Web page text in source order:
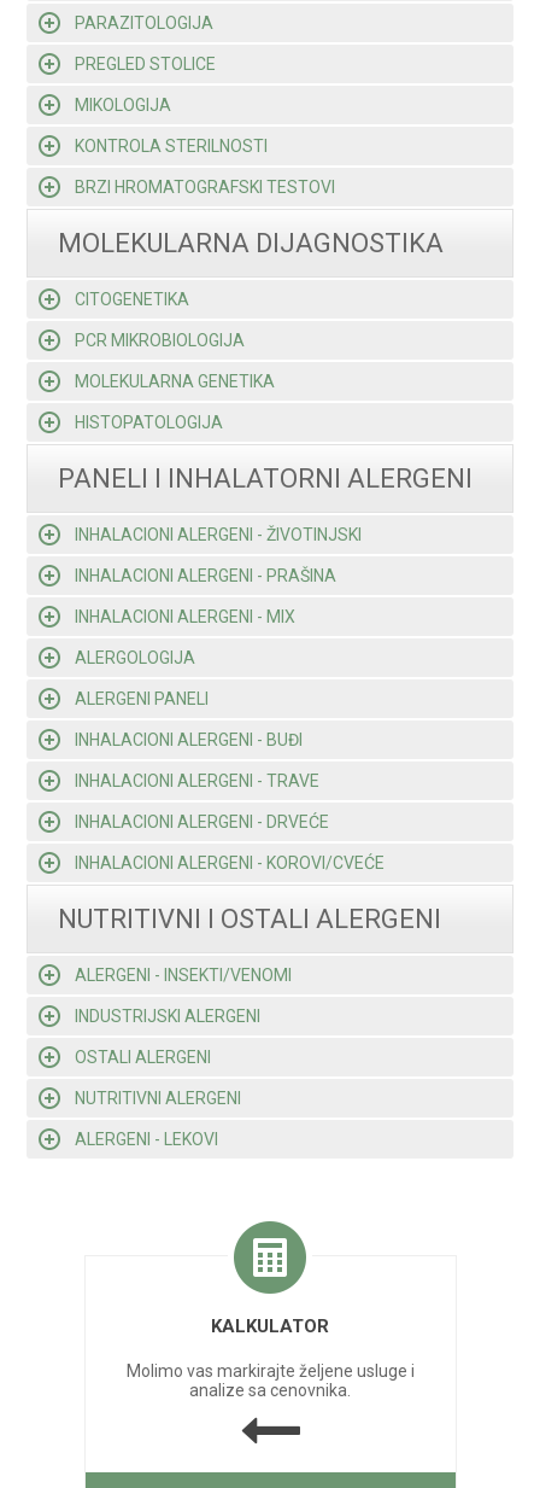
PARAZITOLOGIJA
PREGLED STOLICE
MIKOLOGIJA
KONTROLA STERILNOSTI
BRZI HROMATOGRAFSKI TESTOVI
MOLEKULARNA DIJAGNOSTIKA
CITOGENETIKA
PCR MIKROBIOLOGIJA
MOLEKULARNA GENETIKA
HISTOPATOLOGIJA
PANELI I INHALATORNI ALERGENI
INHALACIONI ALERGENI - ŽIVOTINJSKI
INHALACIONI ALERGENI - PRAŠINA
INHALACIONI ALERGENI - MIX
ALERGOLOGIJA
ALERGENI PANELI
INHALACIONI ALERGENI - BUĐI
INHALACIONI ALERGENI - TRAVE
INHALACIONI ALERGENI - DRVEĆE
INHALACIONI ALERGENI - KOROVI/CVEĆE
NUTRITIVNI I OSTALI ALERGENI
ALERGENI - INSEKTI/VENOMI
INDUSTRIJSKI ALERGENI
OSTALI ALERGENI
NUTRITIVNI ALERGENI
ALERGENI - LEKOVI
KALKULATOR
Molimo vas markirajte željene usluge i
analize sa cenovnika.